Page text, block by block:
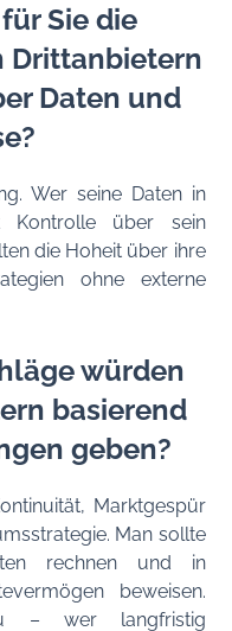
Sie die
Drittanbietern
Daten und
Wer seine Daten in
Kontrolle über sein
die Hoheit über ihre
ohne externe
würden
basierend
geben?
Marktgespür
Man sollte
rechnen und in
beweisen.
– wer langfristig